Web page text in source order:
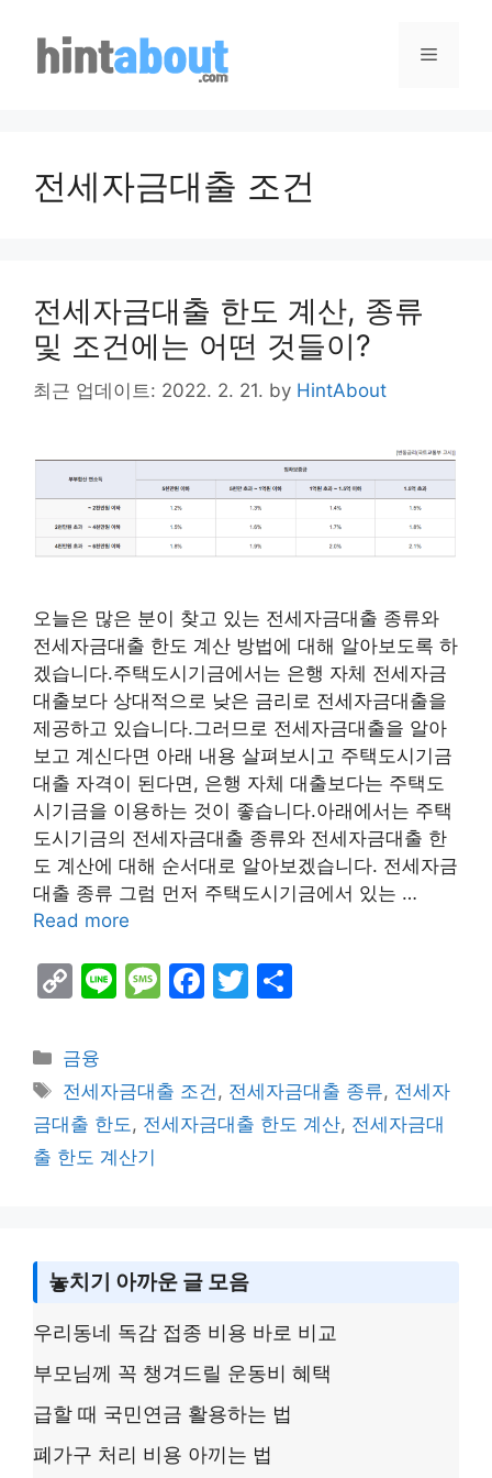
content
Menu
전세자금대출 조건
전세자금대출 한도 계산, 종류
및 조건에는 어떤 것들이?
최근 업데이트: 2022. 2. 21. by HintAbout
오늘은 많은 분이 찾고 있는 전세자금대출 종류와
전세자금대출 한도 계산 방법에 대해 알아보도록 하
겠습니다.주택도시기금에서는 은행 자체 전세자금
대출보다 상대적으로 낮은 금리로 전세자금대출을
제공하고 있습니다.그러므로 전세자금대출을 알아
보고 계신다면 아래 내용 살펴보시고 주택도시기금
대출 자격이 된다면, 은행 자체 대출보다는 주택도
시기금을 이용하는 것이 좋습니다.아래에서는 주택
도시기금의 전세자금대출 종류와 전세자금대출 한
도 계산에 대해 순서대로 알아보겠습니다. 전세자금
대출 종류 그럼 먼저 주택도시기금에서 있는 …
Read more
C
p
y
Li
n
Li M
s
a
F
e
b
T
er e
Categories
금융
Tags
전세자금대출 조건 , 전세자금대출 종류, 전세자
금대출 한도 , 전세자금대출 한도 계산, 전세자금대
출 한도 계산기
놓치기 아까운 글 모음
우리동네 독감 접종 비용 바로 비교
부모님께 꼭 챙겨드릴 운동비 혜택
급할 때 국민연금 활용하는 법
폐가구 처리 비용 아끼는 법